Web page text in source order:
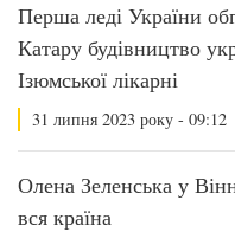
Перша леді України
Катару будівництво
Ізюмської лікарні
31 липня 2023 року - 09:12
Олена Зеленська у
вся країна